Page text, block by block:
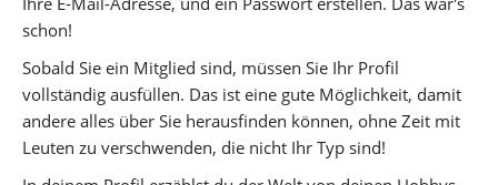
schon!
Sobald Sie ein Mitglied sind, müssen Sie Ihr Profil
vollständig ausfüllen. Das ist eine gute Möglichkeit, damit
andere alles über Sie herausfinden können, ohne Zeit mit
Leuten zu verschwenden, die nicht Ihr Typ sind!